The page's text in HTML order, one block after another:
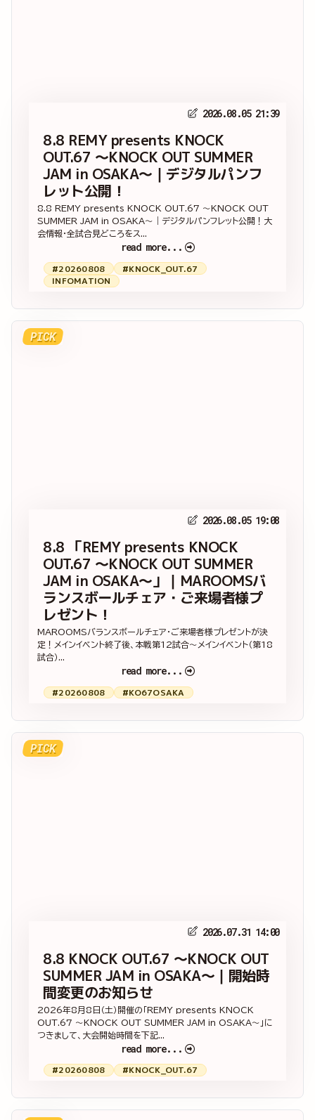
2026.08.05 21:39
8.8 REMY presents KNOCK
OUT.67 ～KNOCK OUT SUMMER
JAM in OSAKA～｜デジタルパンフ
レット公開！
8.8 REMY presents KNOCK OUT.67 ～KNOCK OUT
SUMMER JAM in OSAKA～｜デジタルパンフレット公開！大
会情報・全試合見どころをス...
read more...
#20260808
#KNOCK_OUT.67
INFOMATION
PICK
2026.08.05 19:08
8.8 「REMY presents KNOCK
OUT.67 ～KNOCK OUT SUMMER
JAM in OSAKA～」｜MAROOMSバ
ランスボールチェア・ご来場者様プ
レゼント！
MAROOMSバランスボールチェア・ご来場者様プレゼントが決
定！メインイベント終了後、本戦第12試合～メインイベント（第18
試合）...
read more...
#20260808 #KO67OSAKA
PICK
2026.07.31 14:00
8.8 KNOCK OUT.67 ～KNOCK OUT
SUMMER JAM in OSAKA～｜開始時
間変更のお知らせ
2026年8月8日（土）開催の「REMY presents KNOCK
OUT.67 ～KNOCK OUT SUMMER JAM in OSAKA～」に
つきまして、大会開始時間を下記...
read more...
#20260808 #KNOCK_OUT.67